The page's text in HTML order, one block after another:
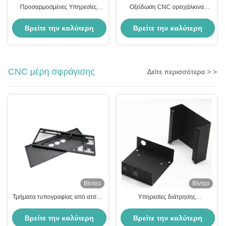
Προσαρμοσμένες Υπηρεσίες
Διαδικασία ανάγλυφης εκτύπωσης
5 αξόνων
Βρείτε την καλύτερη
Οξείδωση CNC ορειχάλκινα
κατεργασμένα εξαρτήματα με
πιστοποίηση ISO 2768
Βρείτε την καλύτερη
CNC μέρη σφράγισης Δείτε περισσότερα > >
Βίντεο
Τμήματα τυπογραφίας από ατσάλι
Βρείτε την καλύτερη
Βίντεο
Υπηρεσίες διάτρησης
εξαρτημάτων σφράγισης CNC
ακριβείας αλουμινίου
Βρείτε την καλύτερη